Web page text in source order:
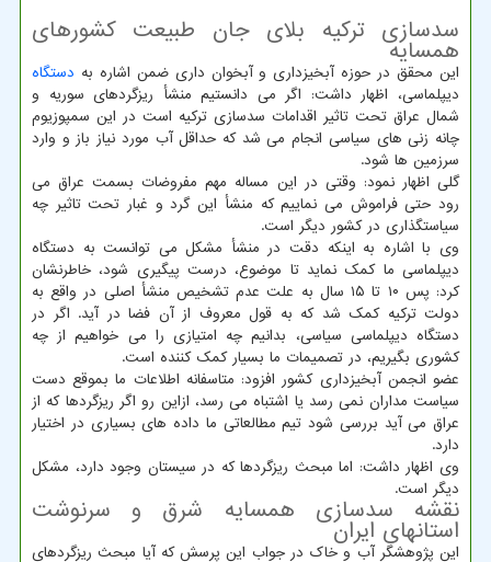
سدسازی ترکیه بلای جان طبیعت کشورهای
همسایه
این محقق در حوزه آبخیزداری و آبخوان داری ضمن اشاره به دستگاه
دیپلماسی، اظهار داشت: اگر می دانستیم منشأ ریزگردهای سوریه و
شمال عراق تحت تاثیر اقدامات سدسازی ترکیه است در این سمپوزیوم
چانه زنی های سیاسی انجام می شد که حداقل آب مورد نیاز باز و وارد
سرزمین ها شود.
گلی اظهار نمود: وقتی در این مساله مهم مفروضات بسمت عراق می
رود حتی فراموش می نماییم که منشأ این گرد و غبار تحت تاثیر چه
سیاستگذاری در کشور دیگر است.
وی با اشاره به اینکه دقت در منشأ مشکل می توانست به دستگاه
دیپلماسی ما کمک نماید تا موضوع، درست پیگیری شود، خاطرنشان
کرد: پس ۱۰ تا ۱۵ سال به علت عدم تشخیص منشأ اصلی در واقع به
دولت ترکیه کمک شد که به قول معروف از آن فضا در آید. اگر در
دستگاه دیپلماسی سیاسی، بدانیم چه امتیازی را می خواهیم از چه
کشوری بگیریم، در تصمیمات ما بسیار کمک کننده است.
عضو انجمن آبخیزداری کشور افزود: متاسفانه اطلاعات ما بموقع دست
سیاست مداران نمی رسد یا اشتباه می رسد، ازاین رو اگر ریزگردها که از
عراق می آید بررسی شود تیم مطالعاتی ما داده های بسیاری در اختیار
دارد.
وی اظهار داشت: اما مبحث ریزگردها که در سیستان وجود دارد، مشکل
دیگر است.
نقشه سدسازی همسایه شرق و سرنوشت
استانهای ایران
این پژوهشگر آب و خاک در جواب این پرسش که آیا مبحث ریزگردهای